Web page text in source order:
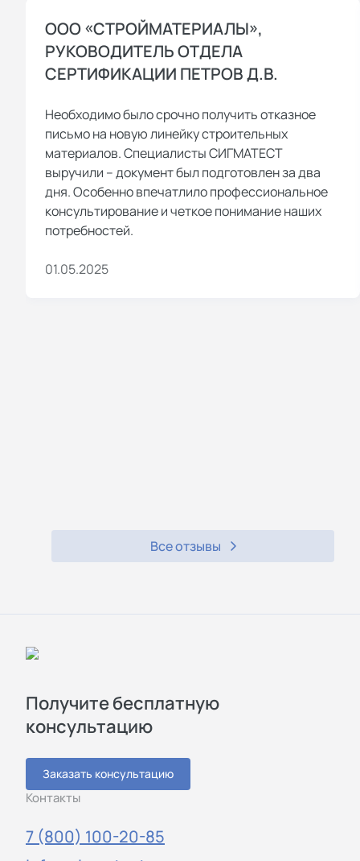
ООО «СТРОЙМАТЕРИАЛЫ»,
РУКОВОДИТЕЛЬ ОТДЕЛА
СЕРТИФИКАЦИИ ПЕТРОВ Д.В.
Необходимо было срочно получить отказное
письмо на новую линейку строительных
материалов. Специалисты СИГМАТЕСТ
выручили – документ был подготовлен за два
дня. Особенно впечатлило профессиональное
консультирование и четкое понимание наших
потребностей.
01.05.2025
Все отзывы
Получите бесплатную
консультацию
Заказать консультацию
Контакты
7 (800) 100-20-85